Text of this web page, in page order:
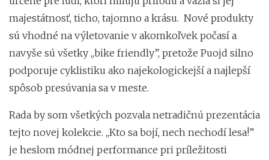
majestátnosť, ticho, tajomno a krásu. Nové produkty
sú vhodné na výletovanie v akomkoľvek počasí a
navyše sú všetky ,,bike friendly”, pretože Puojd silno
podporuje cyklistiku ako najekologickejší a najlepší
spôsob presúvania sa v meste.
Rada by som všetkých pozvala netradičnú prezentácia
tejto novej kolekcie. ,,Kto sa bojí, nech nechodí lesa!”
je heslom módnej performance pri príležitosti